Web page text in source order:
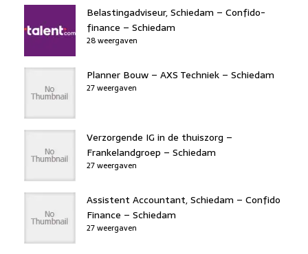
Belastingadviseur, Schiedam – Confido-
finance – Schiedam
28 weergaven
Planner Bouw – AXS Techniek – Schiedam
27 weergaven
Verzorgende IG in de thuiszorg –
Frankelandgroep – Schiedam
27 weergaven
Assistent Accountant, Schiedam – Confido
Finance – Schiedam
27 weergaven